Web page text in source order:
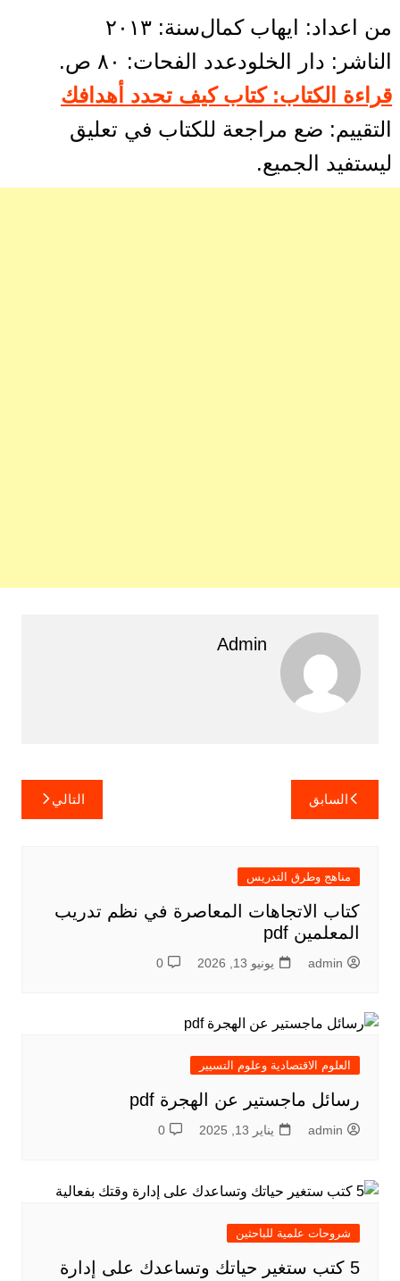
من اعداد: ايهاب كمالسنة: ٢٠١٣
الناشر: دار الخلودعدد الفحات: ٨٠ ص.
قراءة الكتاب: كتاب كيف تحدد أهدافك
التقييم: ضع مراجعة للكتاب في تعليق
ليستفيد الجميع.
Admin
تصفّح
المقالات
السابق التالي
مناهج وطرق التدريس
كتاب الاتجاهات المعاصرة في نظم تدريب
المعلمين pdf
admin يونيو 13, 2026 0
العلوم الاقتصادية وعلوم التسيير
رسائل ماجستير عن الهجرة pdf
admin يناير 13, 2025 0
شروحات علمية للباحثين
5 كتب ستغير حياتك وتساعدك على إدارة